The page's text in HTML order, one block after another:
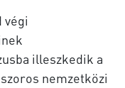
végi
illeszkedik a
nemzetközi